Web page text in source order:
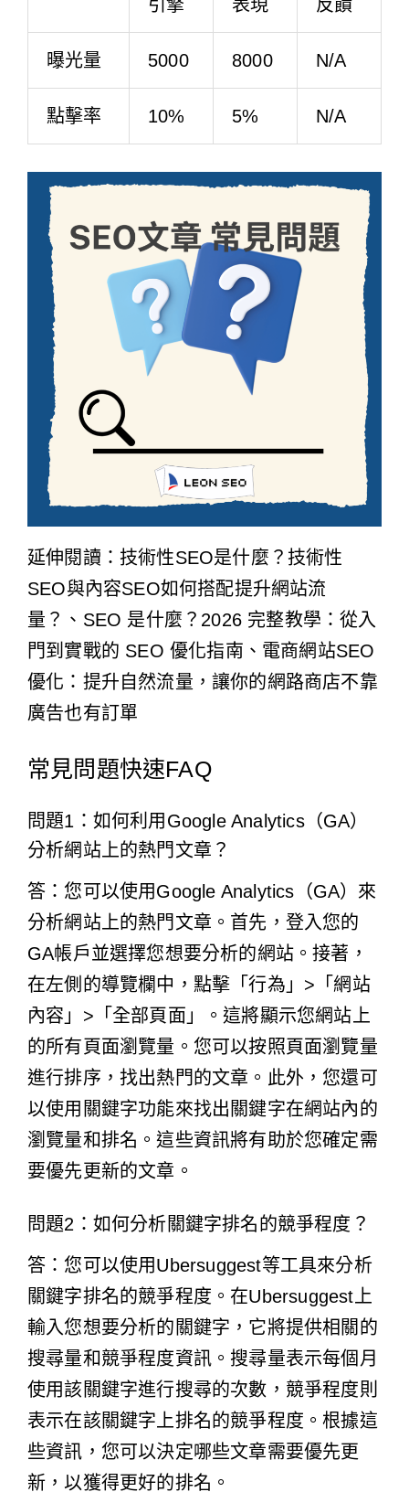
引擎 表現 反饋
曝光量 5000 8000 N/A
點擊率 10% 5% N/A
延伸閱讀： 技術性SEO是什麼？技術性
SEO與內容SEO如何搭配提升網站流
量？ 、 SEO 是什麼？2026 完整教學：從入
門到實戰的 SEO 優化指南 、 電商網站SEO
優化：提升自然流量，讓你的網路商店不靠
廣告也有訂單
常見問題快速FAQ
問題1：如何利用Google Analytics（GA）
分析網站上的熱門文章？
答：您可以使用Google Analytics（GA）來
分析網站上的熱門文章。首先，登入您的
GA帳戶並選擇您想要分析的網站。接著，
在左側的導覽欄中，點擊「行為」>「網站
內容」>「全部頁面」。這將顯示您網站上
的所有頁面瀏覽量。您可以按照頁面瀏覽量
進行排序，找出熱門的文章。此外，您還可
以使用關鍵字功能來找出關鍵字在網站內的
瀏覽量和排名。這些資訊將有助於您確定需
要優先更新的文章。
問題2：如何分析關鍵字排名的競爭程度？
答：您可以使用Ubersuggest等工具來分析
關鍵字排名的競爭程度。在Ubersuggest上
輸入您想要分析的關鍵字，它將提供相關的
搜尋量和競爭程度資訊。搜尋量表示每個月
使用該關鍵字進行搜尋的次數，競爭程度則
表示在該關鍵字上排名的競爭程度。根據這
些資訊，您可以決定哪些文章需要優先更
新，以獲得更好的排名。